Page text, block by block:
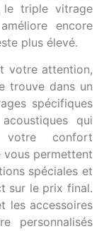
le triple vitrage
encore
plus élevé.
votre attention,
trouve dans un
spécifiques
qui
votre confort
vous permettent
spéciales et
sur le prix final.
les accessoires
personnalisés